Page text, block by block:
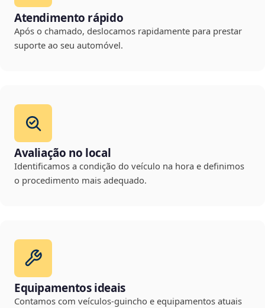
Atendimento rápido
Após o chamado, deslocamos rapidamente para prestar
suporte ao seu automóvel.
Avaliação no local
Identificamos a condição do veículo na hora e definimos
o procedimento mais adequado.
Equipamentos ideais
Contamos com veículos-guincho e equipamentos atuais